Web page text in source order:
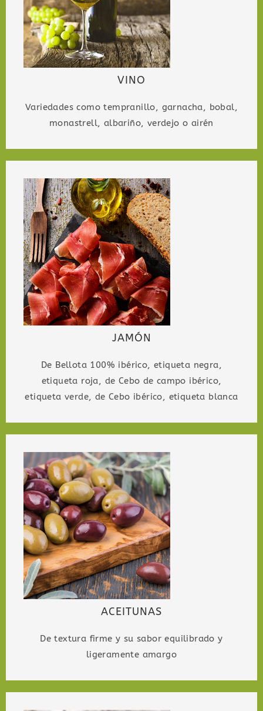
VINO
Variedades como tempranillo, garnacha, bobal,
monastrell, albariño, verdejo o airén
JAMÓN
De Bellota 100% ibérico, etiqueta negra,
etiqueta roja, de Cebo de campo ibérico,
etiqueta verde, de Cebo ibérico, etiqueta blanca
ACEITUNAS
De textura firme y su sabor equilibrado y
ligeramente amargo